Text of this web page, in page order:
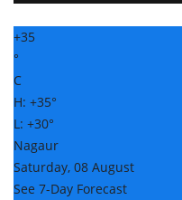
+35
°
C
H: +35°
L: +30°
Nagaur
Saturday, 08 August
See 7-Day Forecast